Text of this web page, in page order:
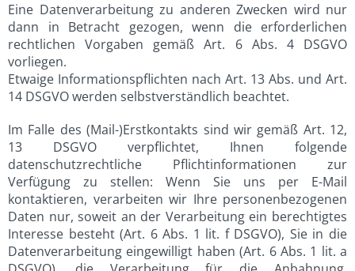
Eine Datenverarbeitung zu anderen Zwecken wird nur
dann in Betracht gezogen, wenn die erforderlichen
rechtlichen Vorgaben gemäß Art. 6 Abs. 4 DSGVO
vorliegen.
Etwaige Informationspflichten nach Art. 13 Abs. und Art.
14 DSGVO werden selbstverständlich beachtet.
Im Falle des (Mail-)Erstkontakts sind wir gemäß Art. 12,
13 DSGVO verpflichtet, Ihnen folgende
datenschutzrechtliche Pflichtinformationen zur
Verfügung zu stellen: Wenn Sie uns per E-Mail
kontaktieren, verarbeiten wir Ihre personenbezogenen
Daten nur, soweit an der Verarbeitung ein berechtigtes
Interesse besteht (Art. 6 Abs. 1 lit. f DSGVO), Sie in die
Datenverarbeitung eingewilligt haben (Art. 6 Abs. 1 lit. a